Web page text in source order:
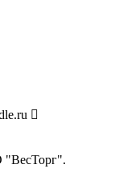
"ВесТорг".